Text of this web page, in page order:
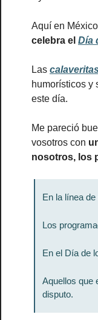
Aquí en
celebra el Día
Las
humorísticos y
este día.
Me pareció
vosotros con
nosotros, los
En la línea
Los
En el Día de
Aquellos que
disputo.